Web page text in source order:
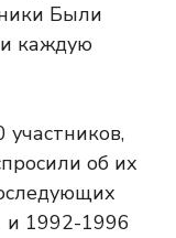
Были
каждую
об их
1992-1996